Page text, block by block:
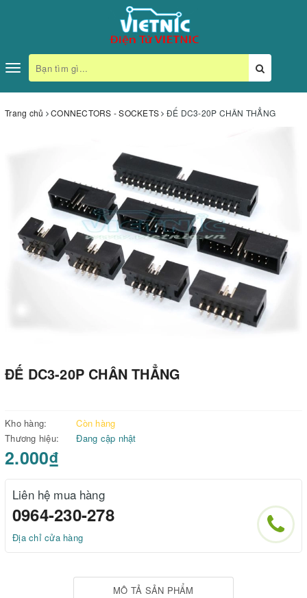
Toggle
navigation
Trang chủ CONNECTORS - SOCKETS ĐẾ DC3-20P CHÂN THẲNG
ĐẾ DC3-20P CHÂN THẲNG
Kho hàng:
Còn hàng
Thương hiệu:
Đang cập nhật
2.000₫
Liên hệ mua hàng
0964-230-278
Địa chỉ cửa hàng
MÔ TẢ SẢN PHẨM